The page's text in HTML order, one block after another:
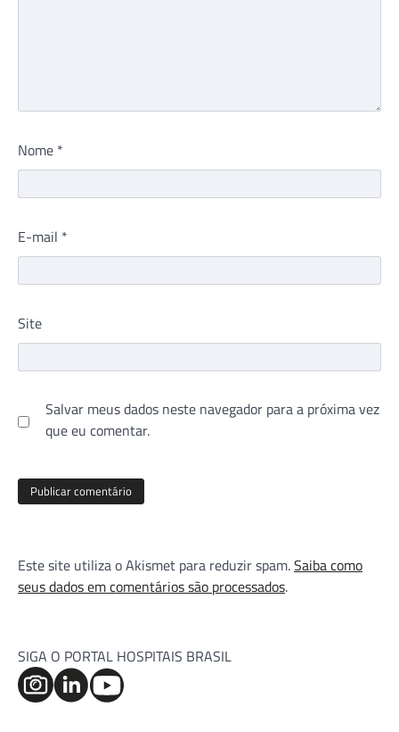
Nome *
E-mail *
Site
Salvar meus dados neste navegador para a próxima vez
que eu comentar.
Este site utiliza o Akismet para reduzir spam.Saiba como
seus dados em comentários são processados.
SIGA O PORTAL HOSPITAIS BRASIL